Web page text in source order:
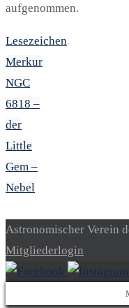
aufgenommen.
Lesezeichen.
Merkur
NGC
6818 –
der
Little
Gem –
Nebel
Astronomischer Verein
Mitgliederlogin